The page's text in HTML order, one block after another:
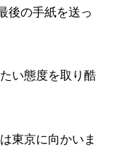
後の手紙を送っ
い態度を取り酷
東京に向かいま